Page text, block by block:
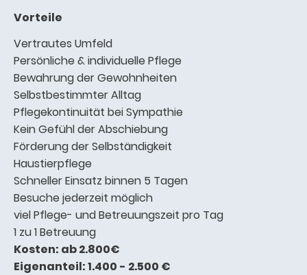
Vorteile
Vertrautes Umfeld
Persönliche & individuelle Pflege
Bewahrung der Gewohnheiten
Selbstbestimmter Alltag
Pflegekontinuität bei Sympathie
Kein Gefühl der Abschiebung
Förderung der Selbständigkeit
Haustierpflege
Schneller Einsatz binnen 5 Tagen
Besuche jederzeit möglich
viel Pflege- und Betreuungszeit pro Tag
1 zu 1 Betreuung
Kosten: ab 2.800€
Eigenanteil: 1.400 - 2.500 €